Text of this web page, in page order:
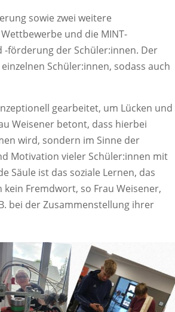
sowie zwei weitere
und die MINT-
förderung der Schüler:innen. Der
Schüler:innen, sodass auch
gearbeitet, um Lücken und
Weisener betont, dass hierbei
wird, sondern im Sinne der
Motivation vieler Schüler:innen mit
Säule ist das soziale Lernen, das
Fremdwort, so Frau Weisener,
bei der Zusammenstellung ihrer